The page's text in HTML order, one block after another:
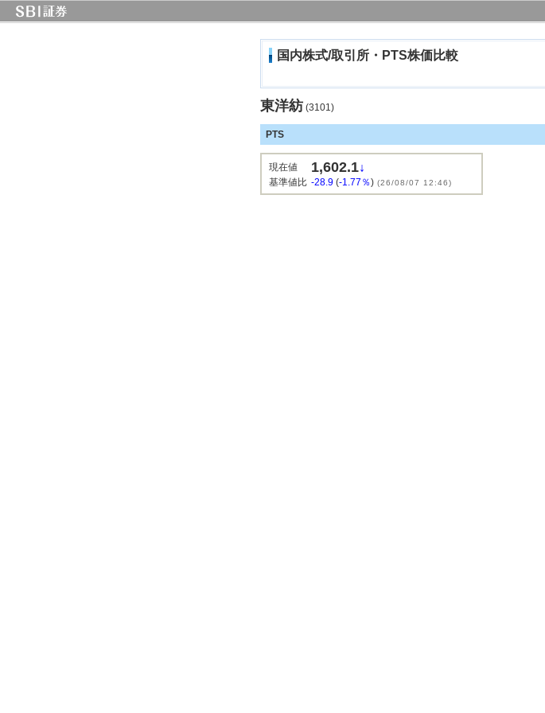
国内株式/取引所・PTS株価比較
東洋紡 (3101)
PTS
現在値 1,602.1↓
基準値比 -28.9 (-1.77％) (26/08/07 12:46)